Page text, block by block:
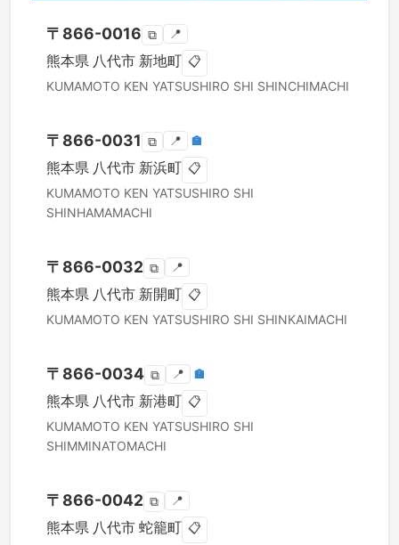
〒 866-0016 ⧉ 📍
熊本県 八代市 新地町 📋
KUMAMOTO KEN YATSUSHIRO SHI SHINCHIMACHI
〒 866-0031 ⧉ 📍 🏣
熊本県 八代市 新浜町 📋
KUMAMOTO KEN YATSUSHIRO SHI
SHINHAMAMACHI
〒 866-0032 ⧉ 📍
熊本県 八代市 新開町 📋
KUMAMOTO KEN YATSUSHIRO SHI SHINKAIMACHI
〒 866-0034 ⧉ 📍 🏣
熊本県 八代市 新港町 📋
KUMAMOTO KEN YATSUSHIRO SHI
SHIMMINATOMACHI
〒 866-0042 ⧉ 📍
熊本県 八代市 蛇籠町 📋